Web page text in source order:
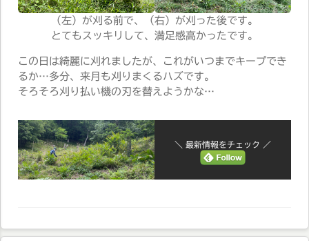
（左）が刈る前で、（右）が刈った後です。
とてもスッキリして、満足感高かったです。
この日は綺麗に刈れましたが、これがいつまでキープでき
るか…多分、来月も刈りまくるハズです。
そろそろ刈り払い機の刃を替えようかな…
＼ 最新情報をチェック ／